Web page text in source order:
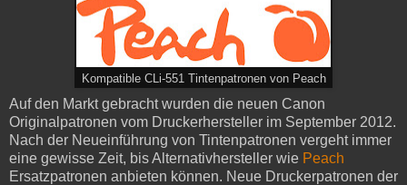
Kompatible CLi-551 Tintenpatronen von Peach
Auf den Markt gebracht wurden die neuen Canon
Originalpatronen vom Druckerhersteller im September 2012.
Nach der Neueinführung von Tintenpatronen vergeht immer
eine gewisse Zeit, bis Alternativhersteller wie Peach
Ersatzpatronen anbieten können. Neue Druckerpatronen der